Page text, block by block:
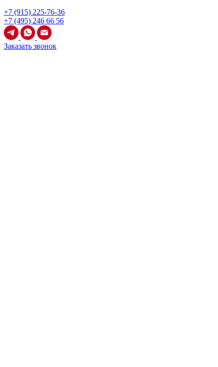
+7 (915) 225-76-36
+7 (495) 246 66 56
Заказать звонок